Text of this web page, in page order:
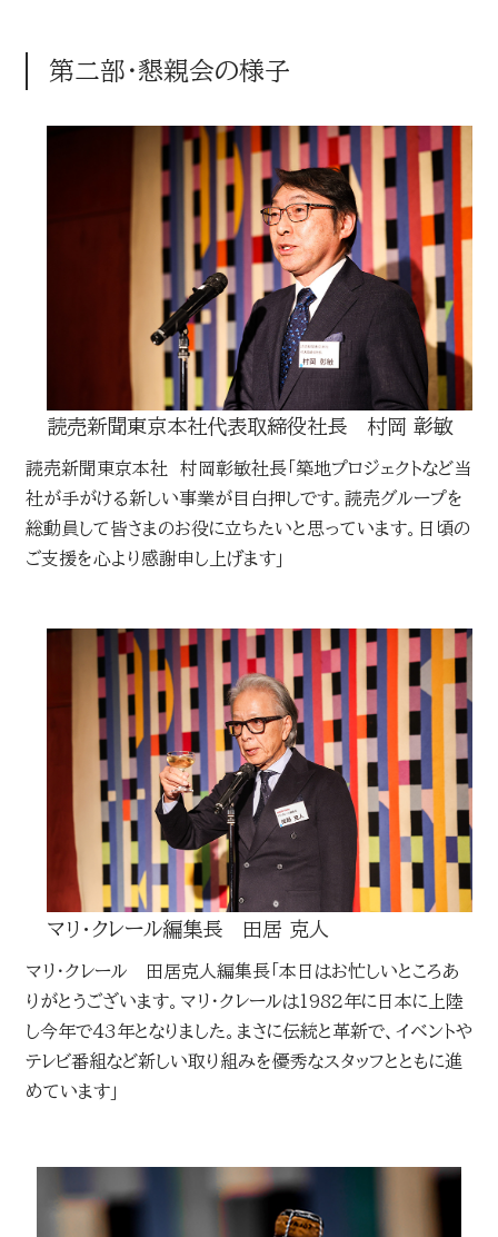
第二部・懇親会の様子
読売新聞東京本社代表取締役社長 村岡 彰敏
読売新聞東京本社 村岡彰敏社長「築地プロジェクトなど当
社が手がける新しい事業が目白押しです。読売グループを
総動員して皆さまのお役に立ちたいと思っています。日頃の
ご支援を心より感謝申し上げます」
マリ・クレール編集長 田居 克人
マリ・クレール 田居克人編集長「本日はお忙しいところあ
りがとうございます。マリ・クレールは1982年に日本に上陸
し今年で43年となりました。まさに伝統と革新で、イベントや
テレビ番組など新しい取り組みを優秀なスタッフとともに進
めています」